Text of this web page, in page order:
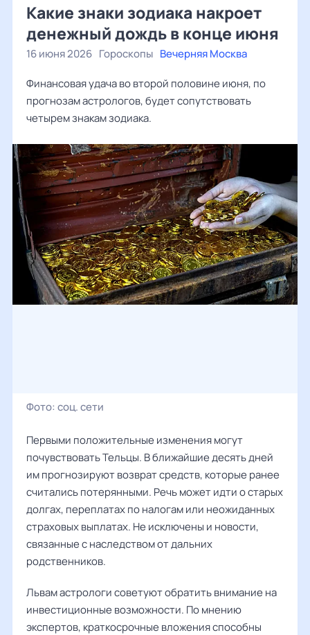
Какие знаки зодиака накроет
денежный дождь в конце июня
16 июня 2026 Гороскопы Вечерняя Москва
Финансовая удача во второй половине июня, по
прогнозам астрологов, будет сопутствовать
четырем знакам зодиака.
Фото: соц. сети
Первыми положительные изменения могут
почувствовать Тельцы. В ближайшие десять дней
им прогнозируют возврат средств, которые ранее
считались потерянными. Речь может идти о старых
долгах, переплатах по налогам или неожиданных
страховых выплатах. Не исключены и новости,
связанные с наследством от дальних
родственников.
Львам астрологи советуют обратить внимание на
инвестиционные возможности. По мнению
экспертов, краткосрочные вложения способны